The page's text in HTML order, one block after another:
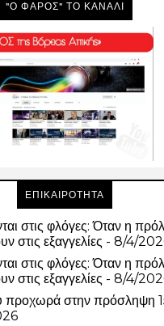
"Ο ΦΑΡΟΣ" ΤΟ ΚΑΝΑΛΙ
ΕΠΙΚΑΙΡΟΤΗΤΑ
στις φλόγες: Όταν η
στις εξαγγελίες - 8/4/
στις φλόγες: Όταν η
στις εξαγγελίες - 8/4/
στην πρόσληψη